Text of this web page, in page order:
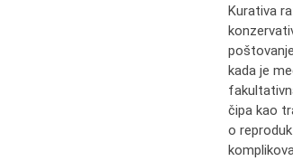
Kurativa
kada je
čipa kao
o